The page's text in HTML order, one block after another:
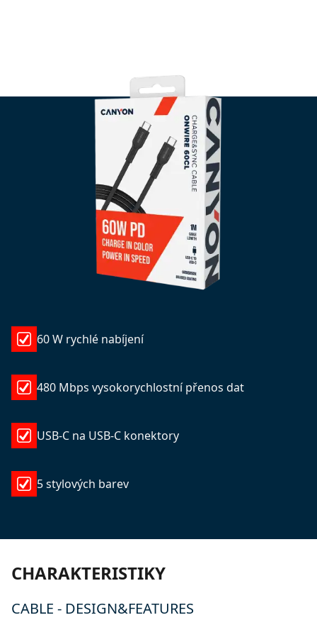
60 W rychlé nabíjení
480 Mbps vysokorychlostní přenos dat
USB-C na USB-C konektory
5 stylových barev
CHARAKTERISTIKY
CABLE - DESIGN&FEATURES